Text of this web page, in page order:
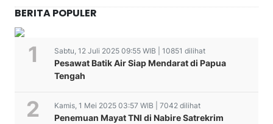
BERITA POPULER
Sabtu, 12 Juli 2025 09:55 WIB | 10851 dilihat
Pesawat Batik Air Siap Mendarat di Papua
Tengah
Kamis, 1 Mei 2025 03:57 WIB | 7042 dilihat
Penemuan Mayat TNI di Nabire Satrekrim